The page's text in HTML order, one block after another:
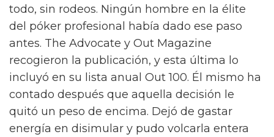
todo, sin rodeos. Ningún hombre en la élite
del póker profesional había dado ese paso
antes. The Advocate y Out Magazine
recogieron la publicación, y esta última lo
incluyó en su lista anual Out 100. Él mismo ha
contado después que aquella decisión le
quitó un peso de encima. Dejó de gastar
energía en disimular y pudo volcarla entera